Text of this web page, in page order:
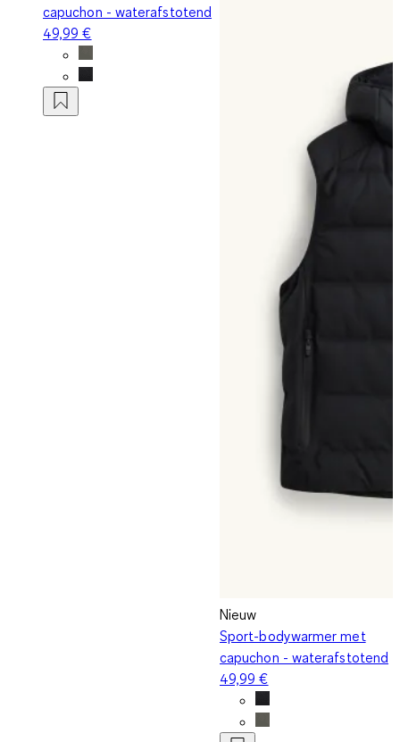
capuchon - waterafstotend
49,99 €
Nieuw
Sport-bodywarmer met
capuchon - waterafstotend
49,99 €